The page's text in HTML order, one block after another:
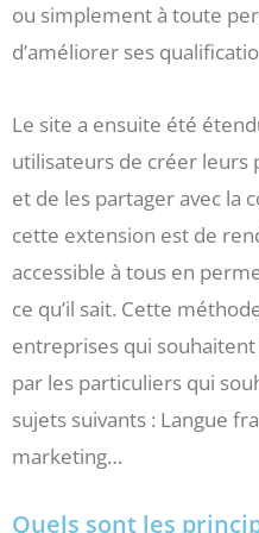
ou simplement à toute
d’améliorer ses
Le site a ensuite été
utilisateurs de créer
et de les partager avec la
cette extension est de
accessible à tous en
ce qu’il sait. Cette
entreprises qui
par les particuliers qui
sujets suivants : Langue
marketing…
Quels sont les